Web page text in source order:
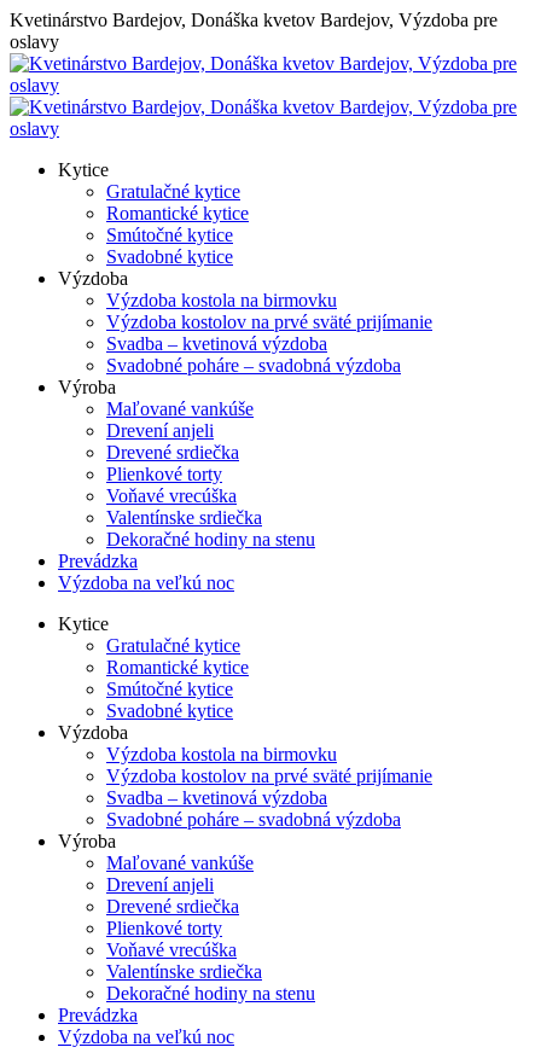
Skip
to
content
Kvetinárstvo Bardejov, Donáška kvetov Bardejov, Výzdoba pre
oslavy
Kytice
Gratulačné kytice
Romantické kytice
Smútočné kytice
Svadobné kytice
Výzdoba
Výzdoba kostola na birmovku
Výzdoba kostolov na prvé sväté prijímanie
Svadba – kvetinová výzdoba
Svadobné poháre – svadobná výzdoba
Výroba
Maľované vankúše
Drevení anjeli
Drevené srdiečka
Plienkové torty
Voňavé vrecúška
Valentínske srdiečka
Dekoračné hodiny na stenu
Prevádzka
Výzdoba na veľkú noc
Kytice
Gratulačné kytice
Romantické kytice
Smútočné kytice
Svadobné kytice
Výzdoba
Výzdoba kostola na birmovku
Výzdoba kostolov na prvé sväté prijímanie
Svadba – kvetinová výzdoba
Svadobné poháre – svadobná výzdoba
Výroba
Maľované vankúše
Drevení anjeli
Drevené srdiečka
Plienkové torty
Voňavé vrecúška
Valentínske srdiečka
Dekoračné hodiny na stenu
Prevádzka
Výzdoba na veľkú noc